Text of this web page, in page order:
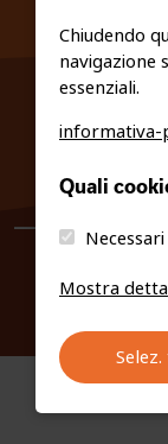
Chiudendo
navigazione
essenziali.
informativa-
Quali
Necessari
Mostra